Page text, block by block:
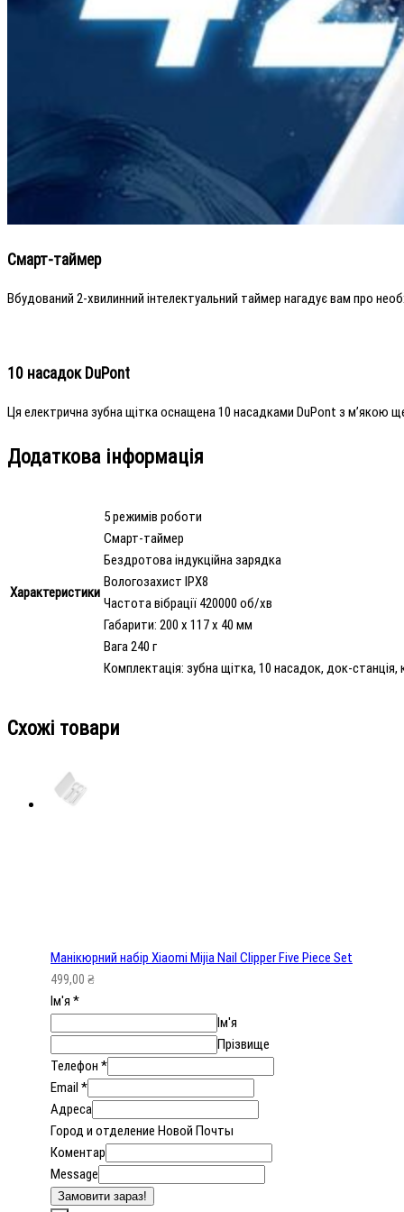
Смарт-таймер
Вбудований 2-хвилинний інтелектуальний таймер нагадує вам про
10 насадок DuPont
Ця електрична зубна щітка оснащена 10 насадками DuPont з м’якою
Додаткова інформація
Характеристики
5 режимів роботи
Смарт-таймер
Бездротова індукційна зарядка
Вологозахист IPX8
Частота вібрації 420000 об/хв
Габарити: ‎200 x 117 x 40 мм
Вага 240 г
Комплектація: зубна щітка, 10 насадок, док-станція,
Схожі товари
Манікюрний набір Xiaomi Mijia Nail Clipper Five Piece Set
499,00 ₴
Ім'я *
Ім'я
Прізвище
Телефон *
Email *
Адреса
Город и отделение Новой Почты
Коментар
Message
Замовити зараз!